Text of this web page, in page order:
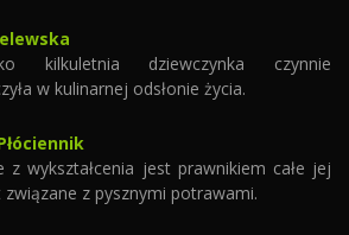
kilkuletnia dziewczynka czynnie
w kulinarnej odsłonie życia.
z wykształcenia jest prawnikiem całe jej
związane z pysznymi potrawami.